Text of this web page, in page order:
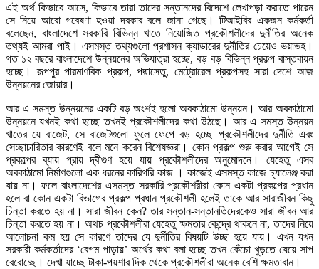
এই অর্থ কিভাবে আসে, কিভাবে তারা তাদের সন্তানদের বিদেশে লেখাপড়া করাতে পারেন
সে নিয়ে আরো গবেষণা হওয়া দরকার বলে জানা গেছে। টিআইবির একজন কর্মকর্তা
বলেছেন, বাংলাদেশে সরকারি বিভিন্ন খাতে নিয়োজিত প্রকৌশলীদের দুর্নীতির অনেক
তথ্যই আমরা পাই। এসমস্ত তথ্যগুলো প্রশাসন ক্যাডারের দুর্নীতির চেয়েও ভয়াভহ।
গত ১২ বছরে বাংলাদেশে উন্নয়নের অভিযাত্রা হচ্ছে, বড় বড় বিভিন্ন প্রকল্প বাস্তবায়ন
হচ্ছে। রূপপুর পারমাণবিক প্রকল্প, পদ্মাসেতু, মেট্রোরেল প্রকল্পসহ সারা দেশে আজ
উন্নয়নের জোয়ার।
আর এ সমস্ত উন্নয়নের একটি বড় অংশই হলো অবকাঠামো উন্নয়ন। আর অবকাঠামো
উন্নয়নে যখনই কথা হচ্ছে তখনই প্রকৌশলীদের কথা উঠছে। আর এ সমস্ত উন্নয়ন
খাতের যে বাজেট, সে বাজেটগুলো ফুলে ফেপে বড় হচ্ছে প্রকৌশলীদের দুর্নীতি এবং
সেচ্ছাচারিতার কারণেই বলে মনে করেন বিশেষজ্ঞরা। কোন প্রকল্প শুরু করার আগেই সে
প্রকল্পের ব্যায় প্রায় দ্বীগুণ হয়ে যায় প্রকৌশলীদের অনুমোদনে। যেহেতু এসব
অবকাঠামো নির্মাণগুলো এক ধরনের কারিগরি কাজ । কাজেই এসমস্ত কাজে চ্যালেঞ্জ করা
যায় না। ফলে বাংলাদেশের এসমস্ত সরকারি প্রকৌশরীরা কোন একটা প্রকল্পের প্রধান
হলে বা কোন একটা বিভাগের প্রকল্প প্রধান প্রকৌশলী হলেই তাকে আর সারাজীবন কিছু
চিন্তা করতে হয় না। সারা জীবন কেন? তার সন্তান-সন্তানতিদেরকেও সারা জীবন আর
চিন্তা করতে হয় না। অথচ প্রকৌশলীরা যেহেতু ক্ষমতার কেন্দ্রে থাকনে না, তাদের নিয়ে
আলোচনা কম হয় সে কারণে তাদের যে দুর্নীতির বিষয়টি উচ্ছ হয়ে যায়। এখন যখন
সরকারী কর্মকর্তাদের ‘বেগম পাড়ায়’ অর্থের কথা বলা হচ্ছে তখন কেঁচো খুড়তে যেয়ে সাপ
বেরোচ্ছে। দেখা যাচ্ছে টাকা-পয়শার দিক থেকে প্রকৌশলীরা অনেক বেশি ক্ষমতাবান।